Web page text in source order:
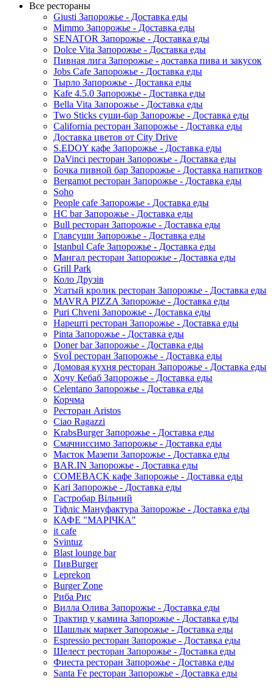
Все рестораны
Giusti Запорожье - Доставка еды
Mimmo Запорожье - Доставка еды
SENATOR Запорожье - Доставка еды
Dolce Vita Запорожье - Доставка еды
Пивная лига Запорожье - доставка пива и закусок
Jobs Cafe Запорожье - Доставка еды
Тырло Запорожье - Доставка еды
Kafe 4.5.0 Запорожье - Доставка еды
Bella Vita Запорожье - Доставка еды
Two Sticks суши-бар Запорожье - Доставка еды
California ресторан Запорожье - Доставка еды
Доставка цветов от City Drive
S.EDOY кафе Запорожье - Доставка еды
DaVinci ресторан Запорожье - Доставка еды
Бочка пивной бар Запорожье - Доставка напитков
Bergamot ресторан Запорожье - Доставка еды
Soho
People cafe Запорожье - Доставка еды
HC bar Запорожье - Доставка еды
Bull ресторан Запорожье - Доставка еды
Главсуши Запорожье - Доставка еды
Istanbul Cafe Запорожье - Доставка еды
Мангал ресторан Запорожье - Доставка еды
Grill Park
Коло Друзів
Усатый кролик ресторан Запорожье - Доставка еды
MAVRA PIZZA Запорожье - Доставка еды
Puri Chveni Запорожье - Доставка еды
Нарешті ресторан Запорожье - Доставка еды
Pinta Запорожье - Доставка еды
Doner bar Запорожье - Доставка еды
SvoЇ ресторан Запорожье - Доставка еды
Домовая кухня ресторан Запорожье - Доставка еды
Хочу Кебаб Запорожье - Доставка еды
Celentano Запорожье - Доставка еды
Корчма
Ресторан Aristos
Ciao Ragazzi
KrabsBurger Запорожье - Доставка еды
Смачниссимо Запорожье - Доставка еды
Маєток Мазепи Запорожье - Доставка еды
BAR.IN Запорожье - Доставка еды
COMEBACK кафе Запорожье - Доставка еды
Kari Запорожье - Доставка еды
Гастробар Вільний
Тіфліс Мануфактура Запорожье - Доставка еды
КАФЕ "МАРІЧКА"
it cafe
Svintuz
Blast lounge bar
ПивBurger
Leprekon
Burger Zone
Риба Рис
Вилла Олива Запорожье - Доставка еды
Трактир у камина Запорожье - Доставка еды
Шашлык маркет Запорожье - Доставка еды
Espressio ресторан Запорожье - Доставка еды
Шелест ресторан Запорожье - Доставка еды
Фиеста ресторан Запорожье - Доставка еды
Santa Fe ресторан Запорожье - Доставка еды